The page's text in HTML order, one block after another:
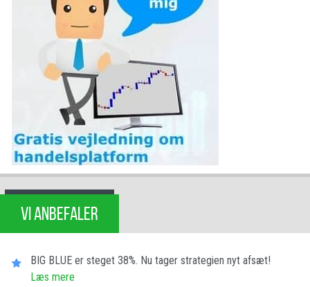
VI ANBEFALER
BIG BLUE er steget 38%. Nu tager strategien nyt afsæt!
Læs mere